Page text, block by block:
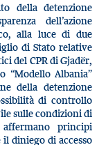
della detenzione
dell’azione
alla luce di due
di Stato relative
del CPR di Gjadër,
“Modello Albania”
della detenzione
di controllo
sulle condizioni di
principi
diniego di accesso